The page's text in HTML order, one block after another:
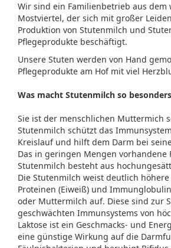
Wir sind ein Familienbetrieb aus dem
Mostviertel, der sich mit großer
Produktion von Stutenmilch und
Pflegeprodukte beschäftigt.
Unsere Stuten werden von Hand
Pflegeprodukte am Hof mit viel
Was macht Stutenmilch so
Sie ist der menschlichen Muttermich
Stutenmilch schützt das
Kreislauf und hilft dem Darm bei
Das in geringen Mengen vorhandene
Stutenmilch besteht aus
Die Stutenmilch weist deutlich höhere
Proteinen (Eiweiß) und
oder Muttermilch auf. Diese sind zur
geschwächten Immunsystems von
Laktose ist ein Geschmacks- und
eine günstige Wirkung auf die